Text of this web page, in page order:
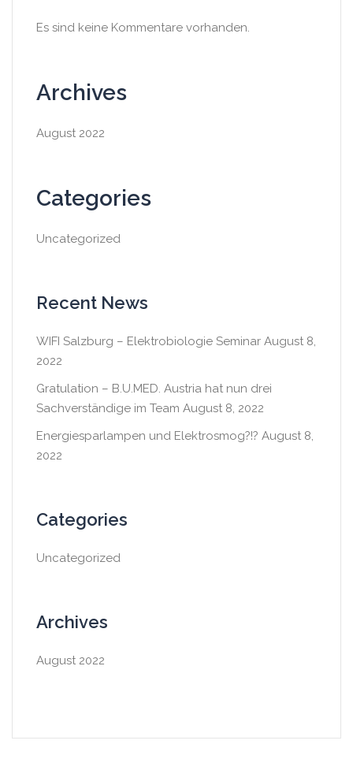
Es sind keine Kommentare vorhanden.
Archives
August 2022
Categories
Uncategorized
Recent News
WIFI Salzburg – Elektrobiologie Seminar August 8,
2022
Gratulation – B.U.MED. Austria hat nun drei
Sachverständige im Team August 8, 2022
Energiesparlampen und Elektrosmog?!? August 8,
2022
Categories
Uncategorized
Archives
August 2022